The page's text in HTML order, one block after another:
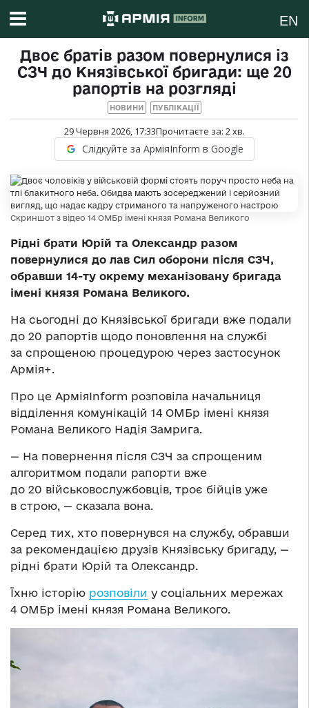
EN
Двоє братів разом повернулися із
СЗЧ до Князівської бригади: ще 20
рапортів на розгляді
НОВИНИ ПУБЛІКАЦІЇ
29 Червня 2026, 17:33Прочитаєте за: 2хв.
Слідкуйте за АрміяInform в Google
Скриншот з відео 14 ОМБр імені князя Романа Великого
Рідні брати Юрій та Олександр разом
повернулися до лав Сил оборони після СЗЧ,
обравши 14-ту окрему механізовану бригада
імені князя Романа Великого.
На сьогодні до Князівської бригади вже подали
до 20 рапортів щодо поновлення на службі
за спрощеною процедурою через застосунок
Армія+.
Про це АрміяInform розповіла начальниця
відділення комунікацій 14 ОМБр імені князя
Романа Великого Надія Замрига.
— На повернення після СЗЧ за спрощеним
алгоритмом подали рапорти вже
до 20 військовослужбовців, троє бійців уже
в строю, — сказала вона.
Серед тих, хто повернувся на службу, обравши
за рекомендацією друзів Князівську бригаду, —
рідні брати Юрій та Олександр.
Їхню історію розповіли у соціальних мережах
4 ОМБр імені князя Романа Великого.